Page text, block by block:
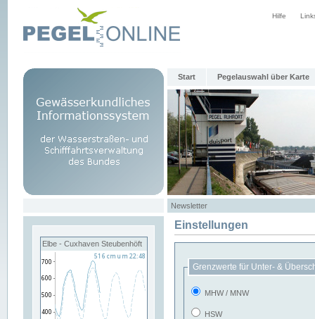
Hilfe
Start Pegelauswahl über Karte
Newsletter
Elbe - Cuxhaven Steubenhöft
Einstellungen
Grenzwerte für Unter- &
MHW / MNW
HSW